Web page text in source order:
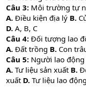
Câu 3: Môi trường tự
A. Điều kiện địa lý B.
D. A, B, C
Câu 4: Đối tượng lao
A. Đất trồng B. Con
Câu 5: Người lao
A. Tư liệu sản xuất B.
xuất D. Tư liệu lao động